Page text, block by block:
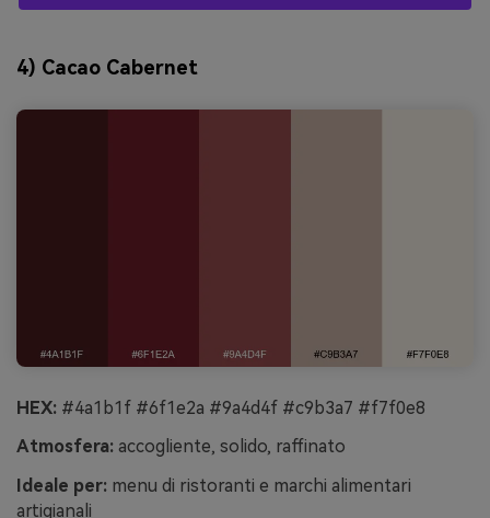
4) Cacao Cabernet
HEX: #4a1b1f #6f1e2a #9a4d4f #c9b3a7 #f7f0e8
Atmosfera: accogliente, solido, raffinato
Ideale per: menu di ristoranti e marchi alimentari
artigianali